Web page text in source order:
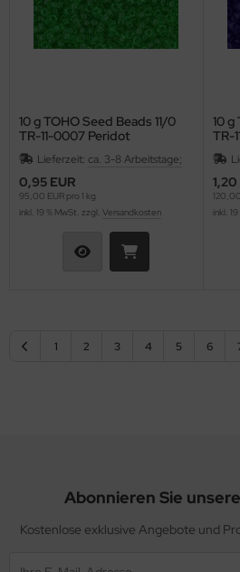
10 g TOHO Seed Beads 11/0
TR-11-0007 Peridot
Lieferzeit: ca. 3-8 Arbeitstage;
0,95 EUR
95,00 EUR pro 1 kg
inkl. 19 % MwSt. zzgl. Versandkosten
10 g
TR-
1,20
inkl.
1
2 3 4 5 6
Abonnieren Sie
Kostenlose exklusive Angebote und